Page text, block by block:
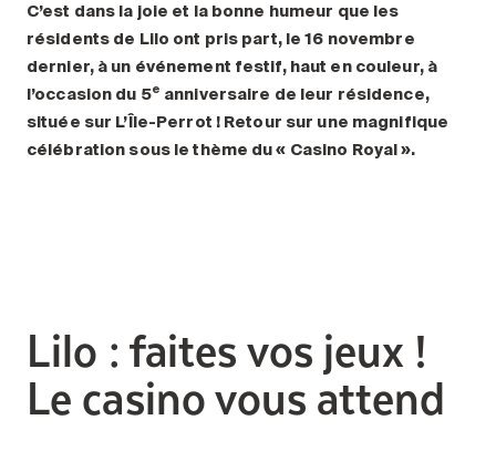
Nos résidences
Emplois
C’est dans la joie et la bonne humeur que les
résidents de Lilo ont pris part, le 16 novembre
dernier, à un événement festif, haut en couleur, à
l’occasion du 5e anniversaire de leur résidence,
située sur L’Île-Perrot ! Retour sur une magnifique
célébration sous le thème du « Casino Royal ».
Lilo : faites vos jeux !
Le casino vous attend